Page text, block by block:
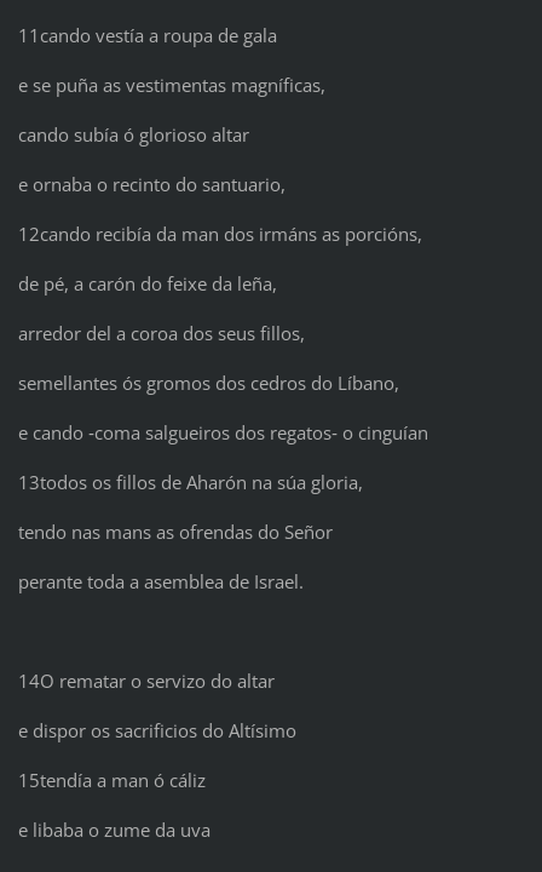
11cando vestía a roupa de gala
e se puña as vestimentas magníficas,
cando subía ó glorioso altar
e ornaba o recinto do santuario,
12cando recibía da man dos irmáns as porcións,
de pé, a carón do feixe da leña,
arredor del a coroa dos seus fillos,
semellantes ós gromos dos cedros do Líbano,
e cando ‑coma salgueiros dos regatos‑ o cinguían
13todos os fillos de Aharón na súa gloria,
tendo nas mans as ofrendas do Señor
perante toda a asemblea de Israel.
14O rematar o servizo do altar
e dispor os sacrificios do Altísimo
15tendía a man ó cáliz
e libaba o zume da uva